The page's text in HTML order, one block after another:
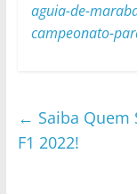
aguia-de-
campeonato-
← Saiba Quem
F1 2022!